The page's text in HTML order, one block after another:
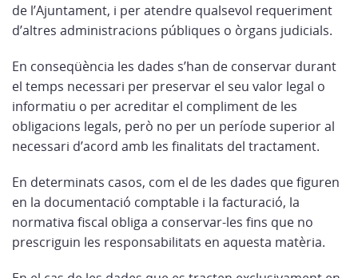
de l’Ajuntament, i per atendre qualsevol requeriment
d’altres administracions públiques o òrgans judicials.
En conseqüència les dades s’han de conservar durant
el temps necessari per preservar el seu valor legal o
informatiu o per acreditar el compliment de les
obligacions legals, però no per un període superior al
necessari d’acord amb les finalitats del tractament.
En determinats casos, com el de les dades que figuren
en la documentació comptable i la facturació, la
normativa fiscal obliga a conservar-les fins que no
prescriguin les responsabilitats en aquesta matèria.